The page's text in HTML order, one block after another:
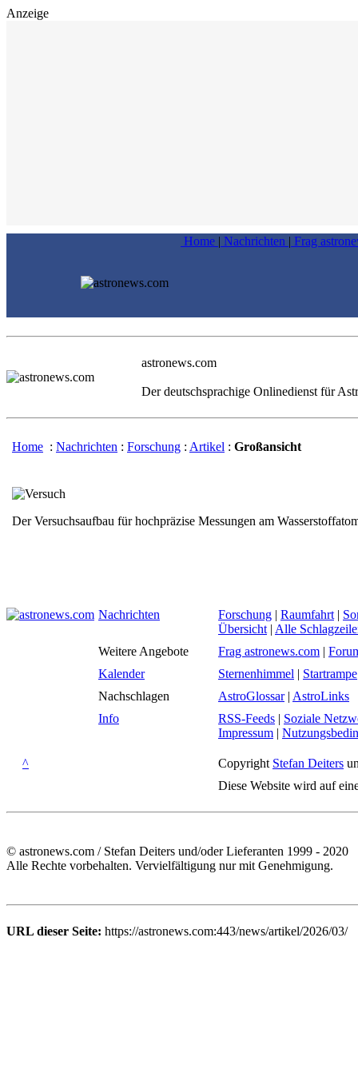
Anzeige
Home | Nachrichten | Frag
astronews.com
Der deutschsprachige Onlinedienst für
Home : Nachrichten : Forschung : Artikel : Großansicht
Der Versuchsaufbau für hochpräzise Messungen am
Nachrichten Forschung | Raumfahrt |
Übersicht | Alle
Weitere Angebote
Frag astronews.com |
Kalender
Sternenhimmel | Startrampe
Nachschlagen
AstroGlossar| AstroLinks
Info
RSS-Feeds | Soziale
Impressum |
^ Copyright Stefan Deiters
Diese Website wird auf
© astronews.com / Stefan Deiters und/oder Lieferanten 1999 - 2020
Alle Rechte vorbehalten. Vervielfältigung nur mit Genehmigung.
URL dieser Seite: https://astronews.com:443/news/artikel/2026/03/